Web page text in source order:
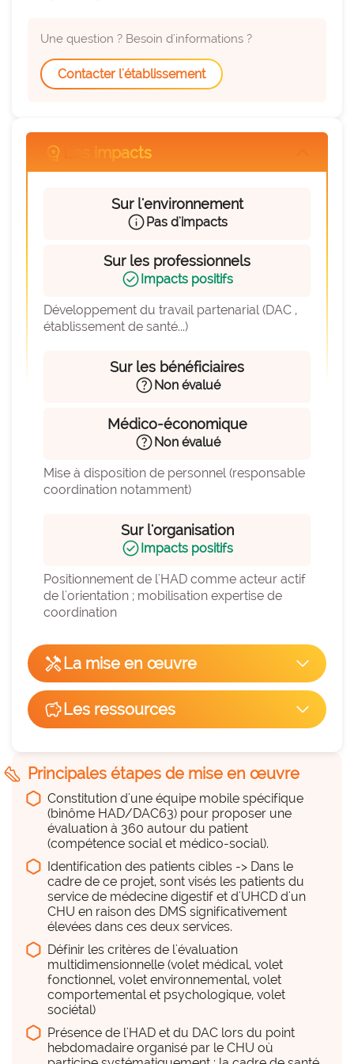
Parcours de médecine
Périnatalité
expertise_perinatalite
Pharmacie Stérilisation
expertise_pharmacie_steril
expertise_smr
Soins critiques
steps Principales étapes de mise en œuvre
Constitution d'une équipe mobile spécifique
(binôme HAD/DAC63) pour proposer une
évaluation à 360 autour du patient
(compétence social et médico-social).
Identification des patients cibles -> Dans le
cadre de ce projet, sont visés les patients du
service de médecine digestif et d'UHCD d'un
CHU en raison des DMS significativement
élevées dans ces deux services.
Définir les critères de l'évaluation
multidimensionnelle (volet médical, volet
fonctionnel, volet environnemental, volet
comportemental et psychologique, volet
sociétal)
Présence de l'HAD et du DAC lors du point
hebdomadaire organisé par le CHU où
Une question ? Besoin d'informations ?
Contacter l'établissement
workspace_premium Les impacts
Sur l'environnement
infoPas d'impacts
Sur les professionnels
check_circleImpacts positifs
Développement du travail partenarial (DAC ,
établissement de santé...)
Sur les bénéficiaires
helpNon évalué
Médico-économique
helpNon évalué
Mise à disposition de personnel (responsable
coordination notamment)
Sur l'organisation
check_circleImpacts positifs
Positionnement de l'HAD comme acteur actif
de l'orientation ; mobilisation expertise de
coordination
handymanLa mise en œuvre arrow_forward_ios
hexagon_r0
7
Remplace une pratique existante
cancelNON
Il s'intègre en complémentarité de l'existant
savingsLes ressources arrow_forward_ios
hexagon_r0
Beaucoup
Détachement de personnel 3 fois par
semaine (environ 4h par semaine)
Du personnel (équipe, projet,
déploiement...)
hexagon_r0
Beaucoup
Cheffe de pôle domicile, responsable de la
coordination HAD, Directrice HAD